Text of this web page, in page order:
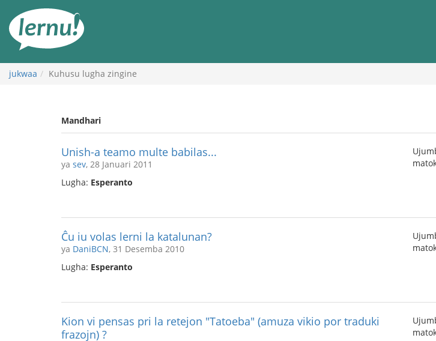
maudhui
jukwaa Kuhusu lugha zingine
Mandhari
Unish-a teamo multe babilas...
ya sev, 28 Januari 2011
Lugha: Esperanto
Ĉu iu volas lerni la katalunan?
ya DaniBCN, 31 Desemba 2010
Lugha: Esperanto
Kion vi pensas pri la retejon "Tatoeba" (amuza vikio por traduki
frazojn) ?